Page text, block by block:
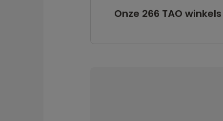
Onze 266 TAO